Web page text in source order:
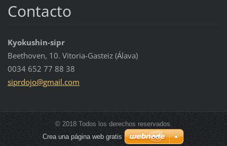
Contacto
Kyokushin-sipr
Beethoven, 10. Vitoria-Gasteiz (Álava)
0034 652 77 88 38
siprdojo@gmail.com
© 2018 Todos los derechos reservados.
Crea una página web gratis